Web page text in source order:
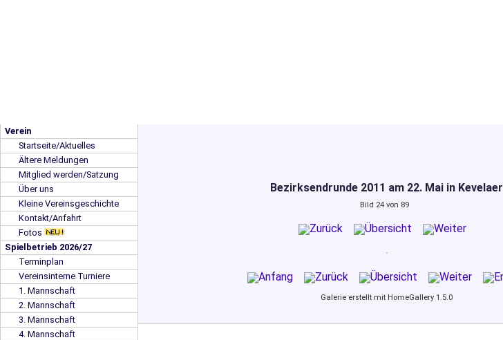
Verein
Startseite/Aktuelles
Ältere Meldungen
Mitglied werden/Satzung
Über uns
Kleine Vereinsgeschichte
Kontakt/Anfahrt
Fotos
Spielbetrieb 2026/27
Terminplan
Vereinsinterne Turniere
1. Mannschaft
2. Mannschaft
3. Mannschaft
4. Mannschaft
Bezirksendrunde 2011 am 22. Mai in Kevelaer
Bild 24 von 89
Galerie erstellt mit HomeGallery 1.5.0